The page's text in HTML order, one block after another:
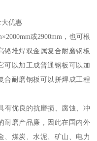
大优惠
或2900mm，也可根
铬堆焊双金属复合耐磨钢板
可以加工成普通钢板可以加
合耐磨钢板可以拼焊成工程
有优良的抗磨损、腐蚀、冲
耐磨产品廉，因此在国内外
、煤炭、水泥、矿山、电力